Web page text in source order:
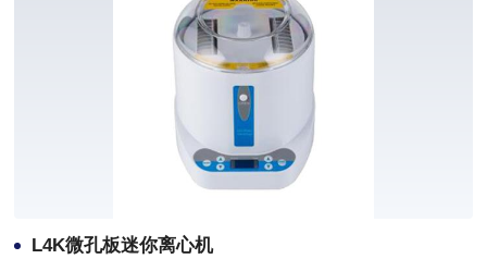
L4K微孔板迷你离心机